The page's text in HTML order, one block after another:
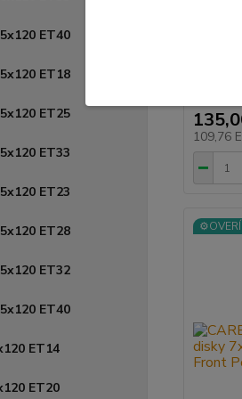
ET40
ET18
ET25
ET33
ET23
ET28
ET32
ET40
ET14
ET20
disky
109,76